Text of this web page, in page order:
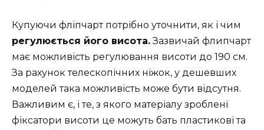
Купуючи фліпчарт потрібно уточнити, як і чим
регулюється його висота.Зазвичай флипчарт
має можливість регулювання висоти до 190 см.
За рахунок телескопічних ніжок, у дешевших
моделей така можливість може бути відсутня.
Важливим є, і те, з якого матеріалу зроблені
фіксатори висоти це можуть бать пластикові та